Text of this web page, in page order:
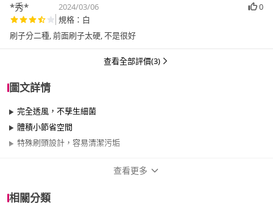
*秀* 2024/03/06
0
規格：白
刷子分二種, 前面刷子太硬, 不是很好
查看全部評價(3)
圖文詳情
完全透風，不孳生細菌
體積小節省空間
特殊刷頭設計，容易清潔污垢
查看更多
相關分類